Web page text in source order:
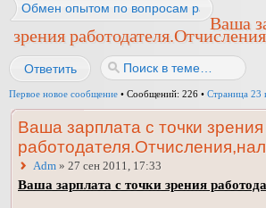
Обмен опытом по вопросам работы
Ваша
зрения
Ответить
Первое новое сообщение • Сообщений: 226 • Страница 23
Ваша зарплата с точки зрения
Adm » 27 сен 2011, 17:33
Ваша зарплата с точки зрения